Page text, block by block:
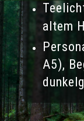
altem
A5),